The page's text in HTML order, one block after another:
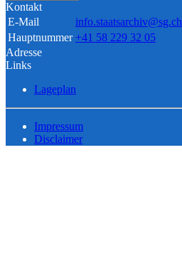
Kontakt
E-Mail
info.staatsarchiv@sg.ch
Hauptnummer +41 58 229 32 05
Adresse
Links
Lageplan
Impressum
Disclaimer